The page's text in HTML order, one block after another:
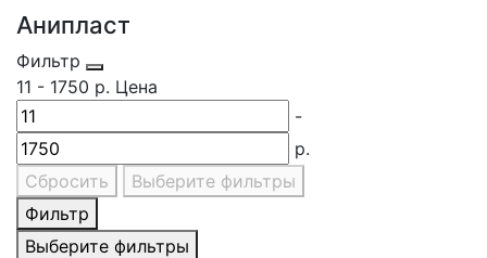
Анипласт
Фильтр
11 - 1750 р. Цена
-
р.
Сбросить
Выберите фильтры
Фильтр
Выберите фильтры